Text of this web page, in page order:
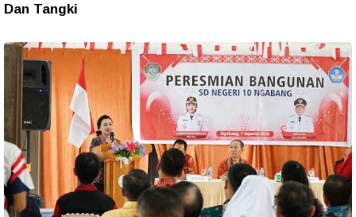
Dan Tangki